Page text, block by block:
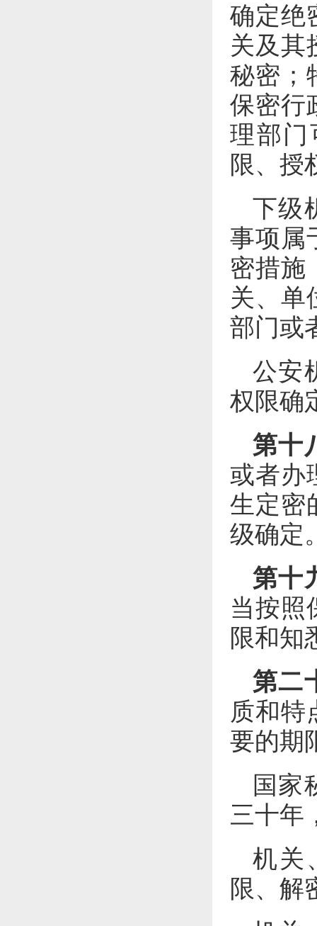
确定绝
关及其
秘密；
保密行
理部门
限、授
下级
事项属
密措施
关、单
部门或
公安
权限确
第十
或者办
生定密
级确定
第十
当按照
限和知
第二
质和特
要的期
国家
三十年
机关
限、解